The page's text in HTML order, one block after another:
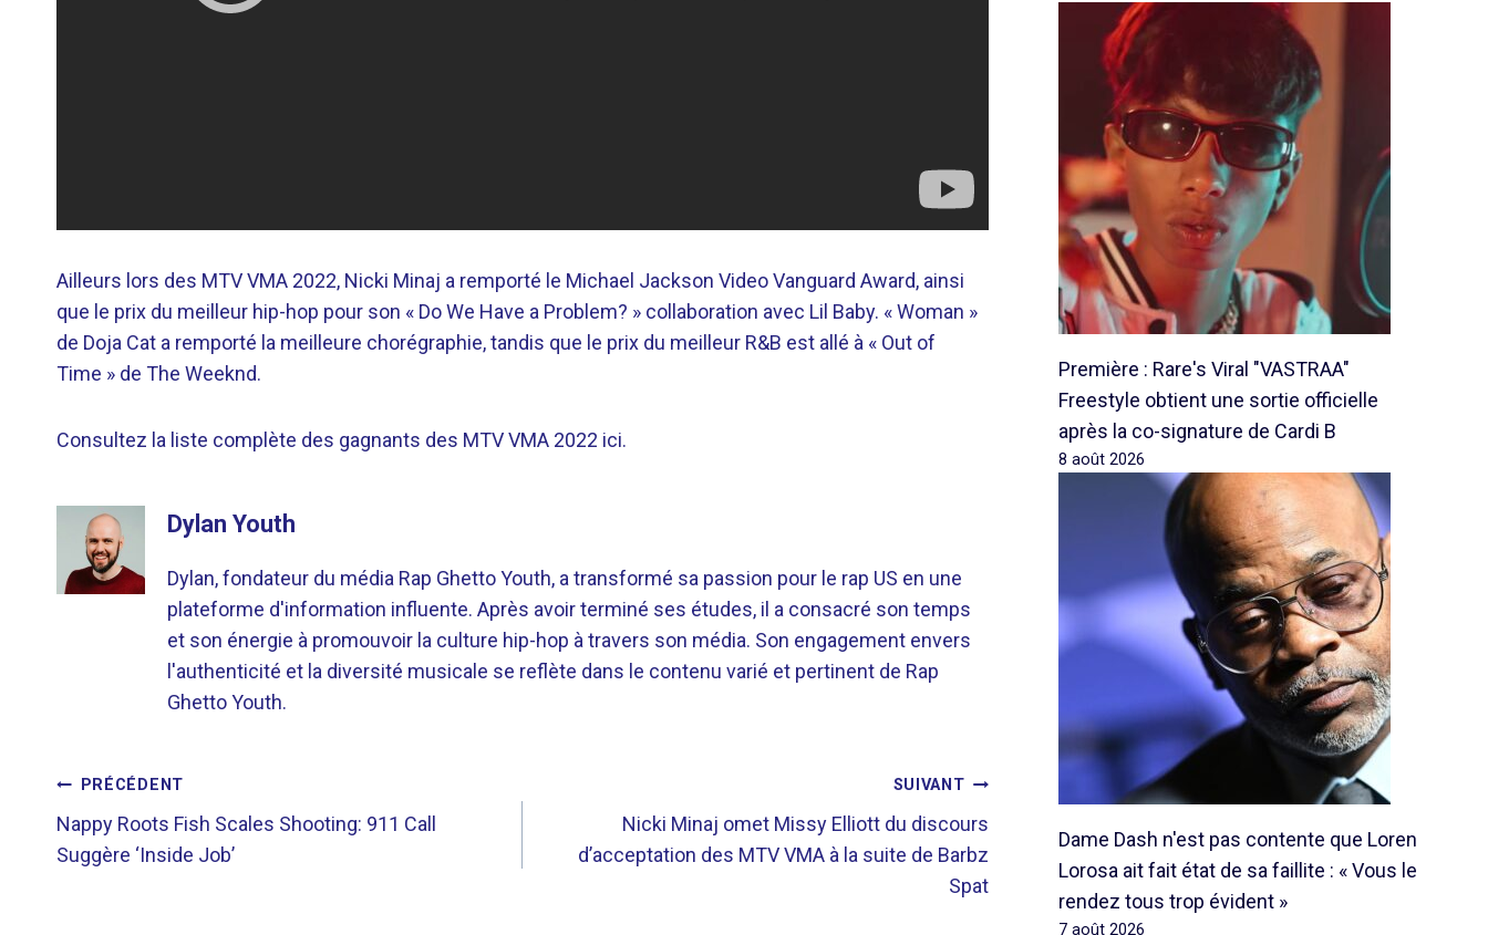
Ailleurs lors des MTV VMA 2022, Nicki Minaj a remporté le Michael Jackson Video Vanguard Award, ainsi
que le prix du meilleur hip-hop pour son « Do We Have a Problem? » collaboration avec Lil Baby. « Woman »
de Doja Cat a remporté la meilleure chorégraphie, tandis que le prix du meilleur R&B est allé à « Out of
Time » de The Weeknd.
Consultez la liste complète des gagnants des MTV VMA 2022 ici.
Dylan Youth
Dylan, fondateur du média Rap Ghetto Youth, a transformé sa passion pour le rap US en une
plateforme d'information influente. Après avoir terminé ses études, il a consacré son temps
et son énergie à promouvoir la culture hip-hop à travers son média. Son engagement envers
l'authenticité et la diversité musicale se reflète dans le contenu varié et pertinent de Rap
Ghetto Youth.
NAVIGATION
DE
PRÉCÉDENT
Nappy Roots Fish Scales Shooting: 911 Call
Suggère ‘Inside Job’
SUIVANT
Nicki Minaj omet Missy Elliott du discours
d’acceptation des MTV VMA à la suite de Barbz
Spat
Première : Rare's Viral "VASTRAA"
Freestyle obtient une sortie officielle
après la co-signature de Cardi B
8 août 2026
Dame Dash n'est pas contente que Loren
Lorosa ait fait état de sa faillite : « Vous le
rendez tous trop évident »
7 août 2026